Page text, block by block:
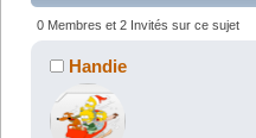
chattes et le cannaberge
0 Membres et 2 Invités sur ce sujet
Handie